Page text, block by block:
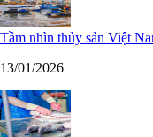
Tầm nhìn thủy sản Việt
13/01/2026